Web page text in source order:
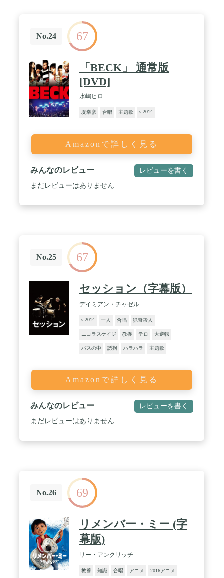
No.24 67
「BECK」 通常版
[DVD]
水嶋ヒロ
堤幸彦 合唱 主題歌 sf2014
Amazonで詳しく見る
みんなのレビュー レビューを書く
まだレビューはありません
No.25 67
セッション（字幕版）
デイミアン・チャゼル
sf2014 一人 合唱 猟奇殺人
ニコラスケイジ 教養 テロ 大逆転
バスの中 誘拐 ハラハラ 主題歌
Amazonで詳しく見る
みんなのレビュー レビューを書く
まだレビューはありません
No.26 69
リメンバー・ミー (字
幕版)
リー・アンクリッチ
教養 知識 合唱 アニメ 2016アニメ